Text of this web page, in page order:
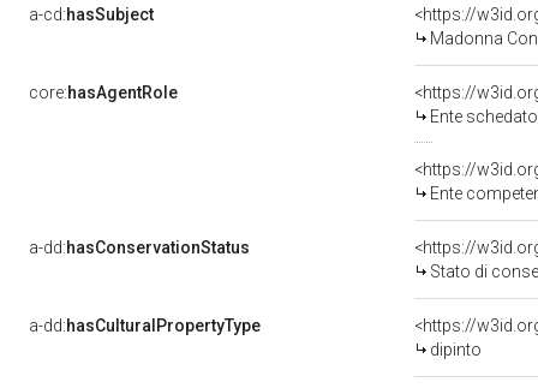
a-cd:hasSubject
<https://
Madonna
core:hasAgentRole
<https://
Ente schedatore del bene
<https://
Ente competente
a-dd:hasConservationStatus
<https://
Stato di
a-dd:hasCulturalPropertyType
<https://
dipinto